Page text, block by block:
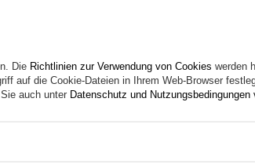
Die Richtlinien zur Verwendung von Cookies werden
auf die Cookie-Dateien in Ihrem Web-Browser
auch unter Datenschutz und Nutzungsbedingungen